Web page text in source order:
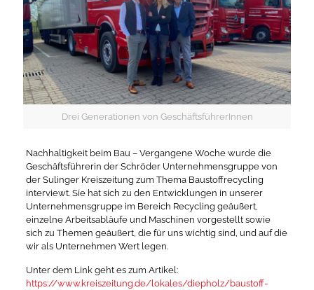
Drei Generationen von GeschäftsführerInnen
Nachhaltigkeit beim Bau – Vergangene Woche wurde die
Geschäftsführerin der Schröder Unternehmensgruppe von
der Sulinger Kreiszeitung zum Thema Baustoffrecycling
interviewt. Sie hat sich zu den Entwicklungen in unserer
Unternehmensgruppe im Bereich Recycling geäußert,
einzelne Arbeitsabläufe und Maschinen vorgestellt sowie
sich zu Themen geäußert, die für uns wichtig sind, und auf die
wir als Unternehmen Wert legen.
Unter dem Link geht es zum Artikel:
https://www.kreiszeitung.de/lokales/diepholz/baustoff-